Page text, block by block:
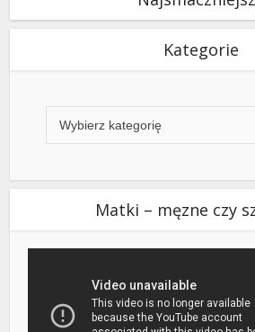
Kategorie
Matki – męzne czy